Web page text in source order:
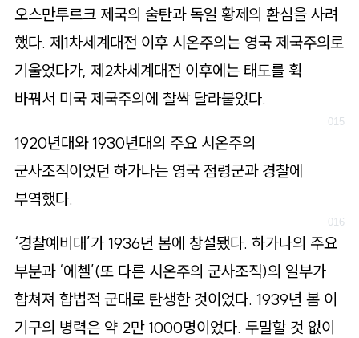
오스만투르크 제국의 술탄과 독일 황제의 환심을 사려
했다. 제1차세계대전 이후 시온주의는 영국 제국주의로
기울었다가, 제2차세계대전 이후에는 태도를 휙
바꿔서 미국 제국주의에 찰싹 달라붙었다.
1920년대와 1930년대의 주요 시온주의
군사조직이었던 하가나는 영국 점령군과 경찰에
부역했다.
‘경찰예비대’가 1936년 봄에 창설됐다. 하가나의 주요
부분과 ‘에첼’(또 다른 시온주의 군사조직)의 일부가
합쳐져 합법적 군대로 탄생한 것이었다. 1939년 봄 이
기구의 병력은 약 2만 1000명이었다. 두말할 것 없이